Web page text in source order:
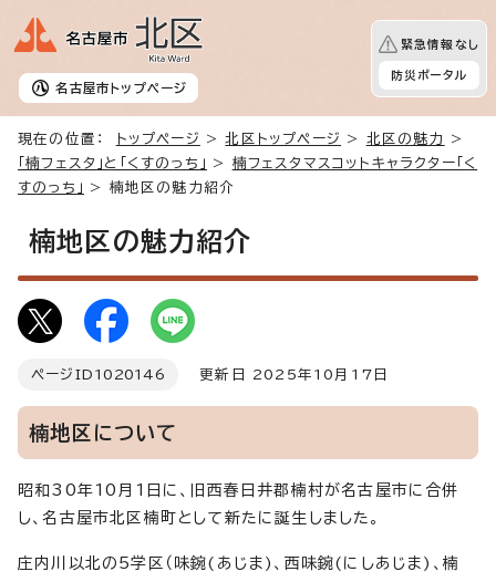
名古屋市 トップページ
緊急情報なし
防災ポータル
現在の位置： トップページ >北区トップページ > 北区の魅力
>
「楠フェスタ」と「くすのっち」
> 楠フェスタマスコットキャラクター「く
すのっち」
> 楠地区の魅力紹介
楠地区の魅力紹介
ページID 1020146 更新日 2025年10月17日
楠地区について
昭和30年10月1日に、旧西春日井郡楠村が名古屋市に合併
し、名古屋市北区楠町として新たに誕生しました。
庄内川以北の5学区（味鋺(あじま)、西味鋺(にしあじま)、楠